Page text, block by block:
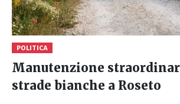
POLITICA
Manutenzione
strade bianche a Roseto